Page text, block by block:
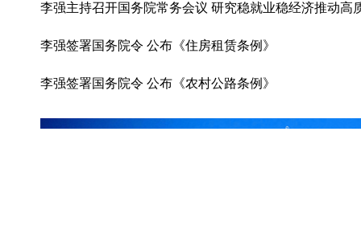
李强主持召开国务院常务会议 研究稳就业稳经济推动高
李强签署国务院令 公布《住房租赁条例》
李强签署国务院令 公布《农村公路条例》